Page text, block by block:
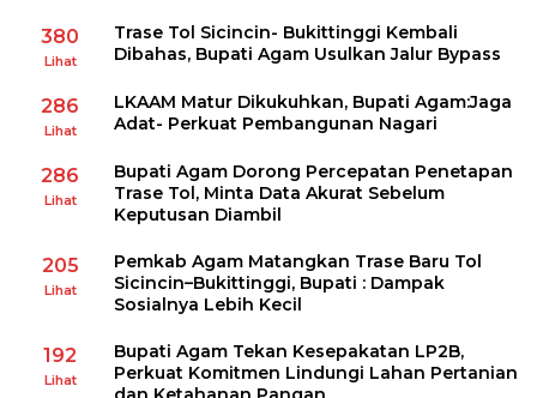
380
Lihat
Trase Tol Sicincin- Bukittinggi Kembali
Dibahas, Bupati Agam Usulkan Jalur Bypass
286
Lihat
LKAAM Matur Dikukuhkan, Bupati Agam:Jaga
Adat- Perkuat Pembangunan Nagari
286
Lihat
Bupati Agam Dorong Percepatan Penetapan
Trase Tol, Minta Data Akurat Sebelum
Keputusan Diambil
205
Lihat
Pemkab Agam Matangkan Trase Baru Tol
Sicincin–Bukittinggi, Bupati : Dampak
Sosialnya Lebih Kecil
192
Lihat
Bupati Agam Tekan Kesepakatan LP2B,
Perkuat Komitmen Lindungi Lahan Pertanian